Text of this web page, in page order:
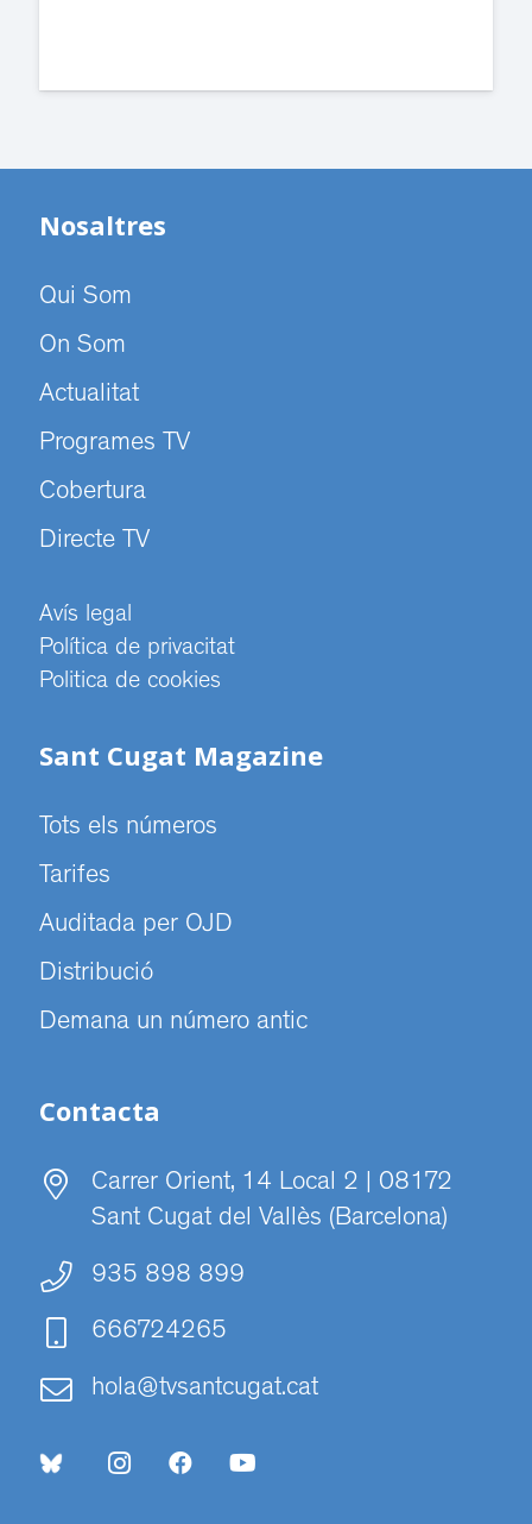
Nosaltres
Qui Som
On Som
Actualitat
Programes TV
Cobertura
Directe TV
Avís legal
Política de privacitat
Politica de cookies
Sant Cugat Magazine
Tots els números
Tarifes
Auditada per OJD
Distribució
Demana un número antic
Contacta
Carrer Orient, 14 Local 2 | 08172
Sant Cugat del Vallès (Barcelona)
935 898 899
666724265
hola@tvsantcugat.cat